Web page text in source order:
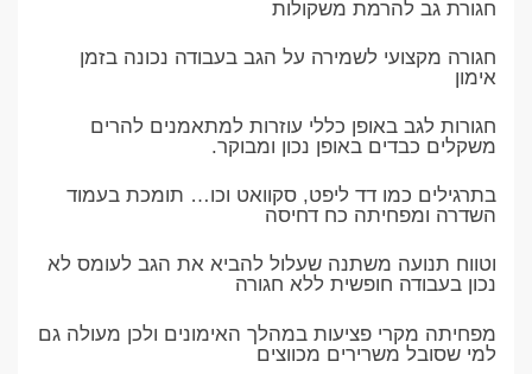
חגורת גב להרמת משקולות
חגורה מקצועי לשמירה על הגב בעבודה נכונה בזמן
אימון
חגורות לגב באופן כללי עוזרות למתאמנים להרים
משקלים כבדים באופן נכון ומבוקר.
בתרגילים כמו דד ליפט, סקוואט וכו… תומכת בעמוד
השדרה ומפחיתה כח דחיסה
וטווח תנועה משתנה שעלול להביא את הגב לעומס לא
נכון בעבודה חופשית ללא חגורה
מפחיתה מקרי פציעות במהלך האימונים ולכן מעולה גם
למי שסובל משרירים מכווצים